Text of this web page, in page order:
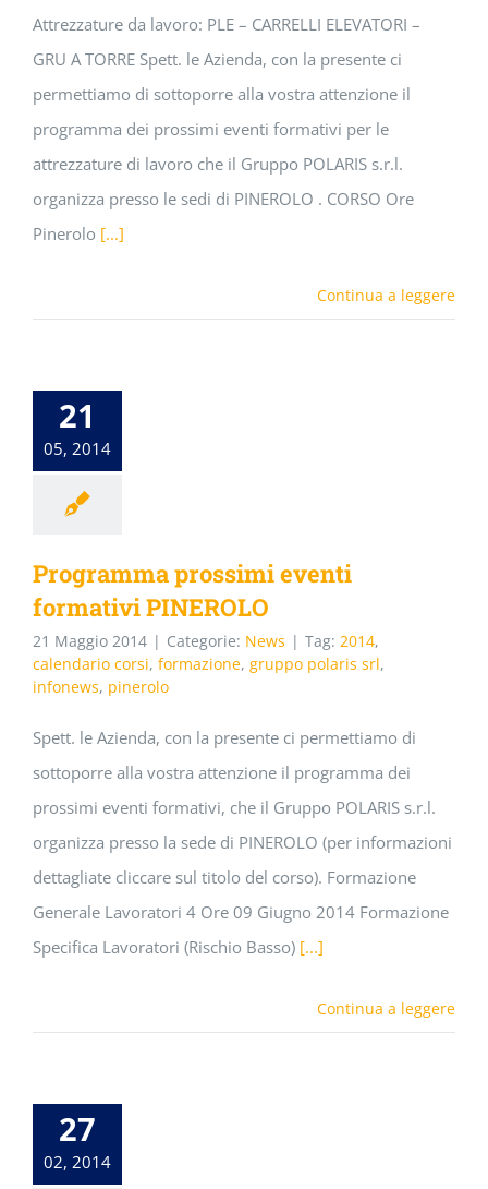
Attrezzature da lavoro: PLE – CARRELLI ELEVATORI –
GRU A TORRE Spett. le Azienda, con la presente ci
permettiamo di sottoporre alla vostra attenzione il
programma dei prossimi eventi formativi per le
attrezzature di lavoro che il Gruppo POLARIS s.r.l.
organizza presso le sedi di PINEROLO . CORSO Ore
Pinerolo [...]
Continua a leggere
21
05, 2014
Programma prossimi eventi
formativi PINEROLO
21 Maggio 2014 | Categorie: News | Tag: 2014,
calendario corsi, formazione, gruppo polaris srl,
infonews, pinerolo
Spett. le Azienda, con la presente ci permettiamo di
sottoporre alla vostra attenzione il programma dei
prossimi eventi formativi, che il Gruppo POLARIS s.r.l.
organizza presso la sede di PINEROLO (per informazioni
dettagliate cliccare sul titolo del corso). Formazione
Generale Lavoratori 4 Ore 09 Giugno 2014 Formazione
Specifica Lavoratori (Rischio Basso) [...]
Continua a leggere
27
02, 2014